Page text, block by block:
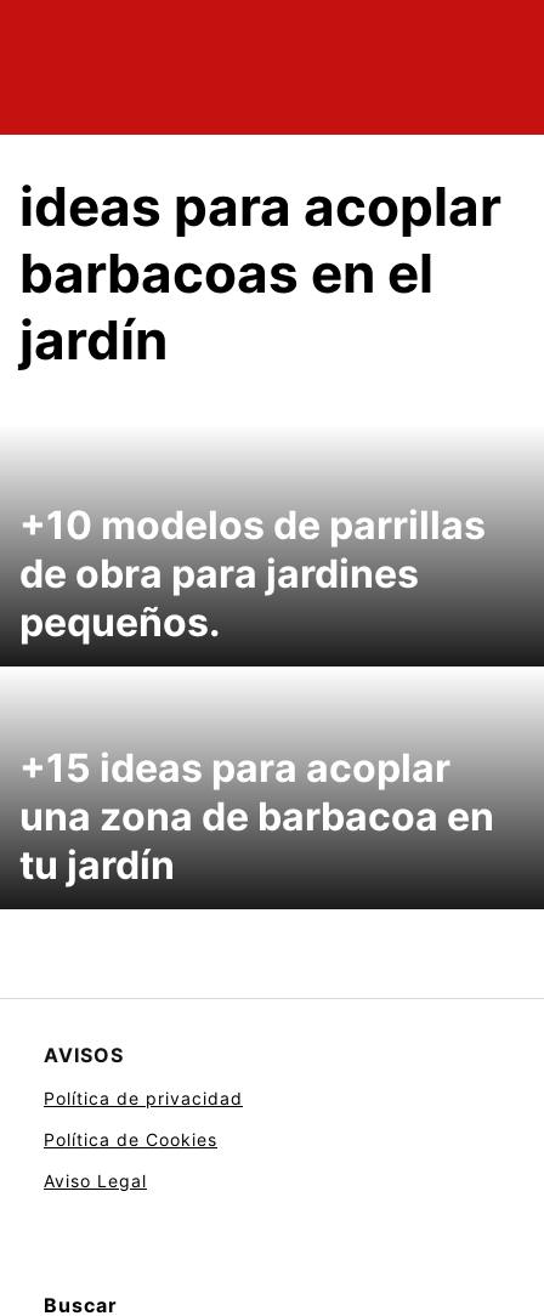
ideas para acoplar
barbacoas en el
jardín
+10 modelos de parrillas
de obra para jardines
pequeños.
+15 ideas para acoplar
una zona de barbacoa en
tu jardín
AVISOS
Política de privacidad
Política de Cookies
Aviso Legal
Buscar